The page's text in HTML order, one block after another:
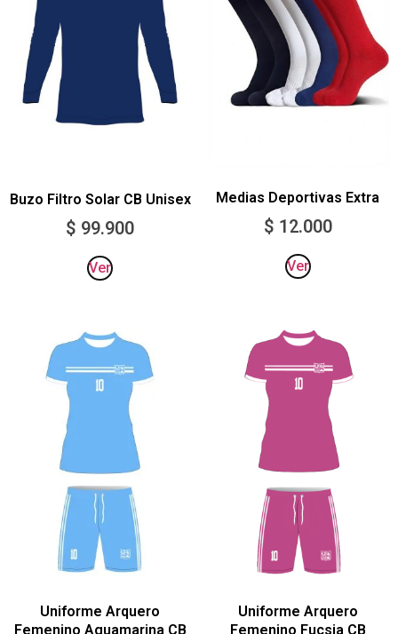
Buzo Filtro Solar CB Unisex
$ 99.900
Ver
Medias Deportivas Extra
$ 12.000
Ver
Uniforme Arquero
Femenino Aguamarina CB
Uniforme Arquero
Femenino Fucsia CB